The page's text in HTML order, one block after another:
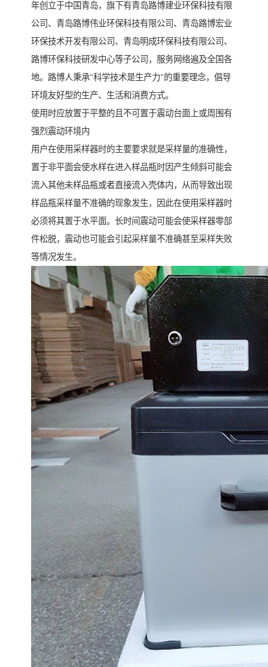
年创立于中国青岛，旗下有青岛路博建业环保科技有限
公司、青岛路博伟业环保科技有限公司、青岛路博宏业
环保技术开发有限公司、青岛明成环保科技有限公司、
路博环保科技研发中心等子公司，服务网络遍及全国各
地。路博人秉承"科学技术是生产力"的重要理念，倡导
环境友好型的生产、生活和消费方式。
使用时应放置于平整的且不可置于震动台面上或周围有
强烈震动环境内
用户在使用采样器时的主要要求就是采样量的准确性，
置于非平面会使水样在进入样品瓶时因产生倾斜可能会
流入其他未样品瓶或者直接流入壳体内，从而导致出现
样品瓶采样量不准确的现象发生，因此在使用采样器时
必须将其置于水平面。长时间震动可能会使采样器零部
件松脱，震动也可能会引起采样量不准确甚至采样失败
等情况发生。